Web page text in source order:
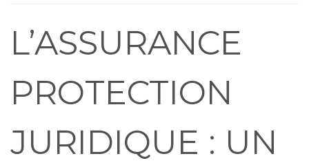
L’ASSURANCE
PROTECTION
JURIDIQUE : UN